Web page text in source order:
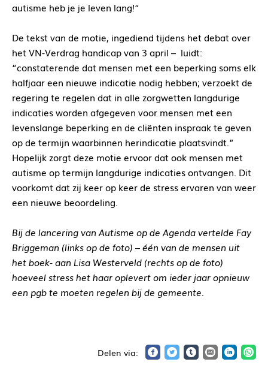
autisme heb je je leven lang!“
De tekst van de motie, ingediend tijdens het debat over
het VN-Verdrag handicap van 3 april – luidt:
“constaterende dat mensen met een beperking soms elk
halfjaar een nieuwe indicatie nodig hebben; verzoekt de
regering te regelen dat in alle zorgwetten langdurige
indicaties worden afgegeven voor mensen met een
levenslange beperking en de cliënten inspraak te geven
op de termijn waarbinnen herindicatie plaatsvindt.”
Hopelijk zorgt deze motie ervoor dat ook mensen met
autisme op termijn langdurige indicaties ontvangen. Dit
voorkomt dat zij keer op keer de stress ervaren van weer
een nieuwe beoordeling.
Bij de lancering van Autisme op de Agenda vertelde Fay
Briggeman (links op de foto) – één van de mensen uit
het boek- aan Lisa Westerveld (rechts op de foto)
hoeveel stress het haar oplevert om ieder jaar opnieuw
een pgb te moeten regelen bij de gemeente.